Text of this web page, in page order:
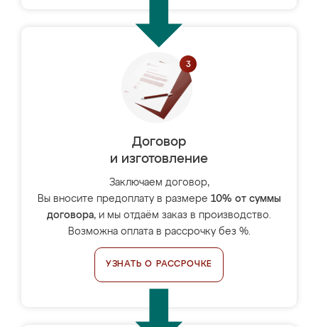
Договор
и изготовление
Заключаем договор,
Вы вносите предоплату в размере 10% от суммы
договора, и мы отдаём заказ в производство.
Возможна оплата в рассрочку без %.
УЗНАТЬ О РАССРОЧКЕ